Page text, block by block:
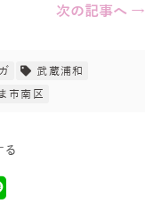
次の記事へ →
武蔵浦和
市南区
る